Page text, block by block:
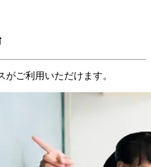
ご利用いただけます。